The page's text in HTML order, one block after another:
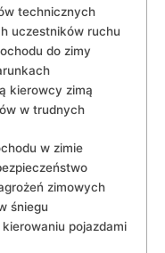
technicznych
uczestników ‍ruchu
do zimy
⁣kierowcy ‌zimą
⁢w trudnych
w zimie
‌zimowych
śniegu
pojazdami